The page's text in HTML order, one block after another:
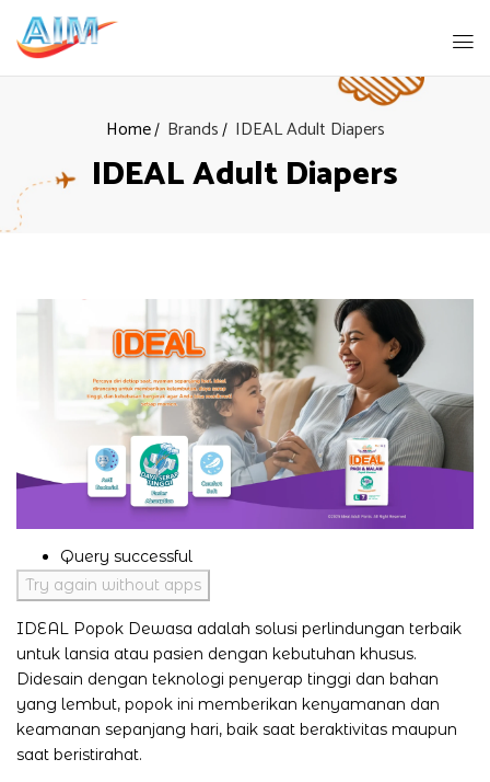
Home Brands IDEAL Adult Diapers
IDEAL Adult Diapers
Query successful
Try again without apps
IDEAL Popok Dewasa adalah solusi perlindungan terbaik
untuk lansia atau pasien dengan kebutuhan khusus.
Didesain dengan teknologi penyerap tinggi dan bahan
yang lembut, popok ini memberikan kenyamanan dan
keamanan sepanjang hari, baik saat beraktivitas maupun
saat beristirahat.